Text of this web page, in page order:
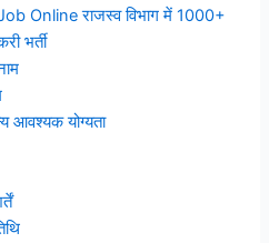
Online राजस्व विभाग में 1000+
भर्ती
आवश्यक योग्यता